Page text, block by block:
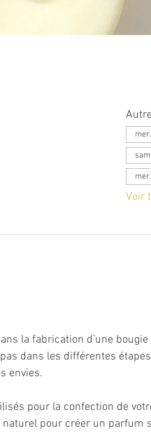
Voir
la fabrication d’une
dans les différentes
envies.
pour la confection de
naturel pour créer un parfum